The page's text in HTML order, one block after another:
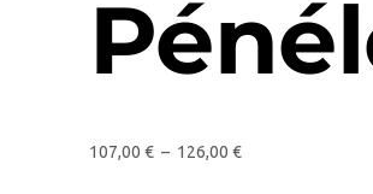
107,00 € – 126,00 €